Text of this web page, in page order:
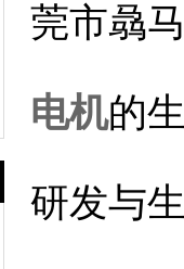
莞市骉
电机的
研发与